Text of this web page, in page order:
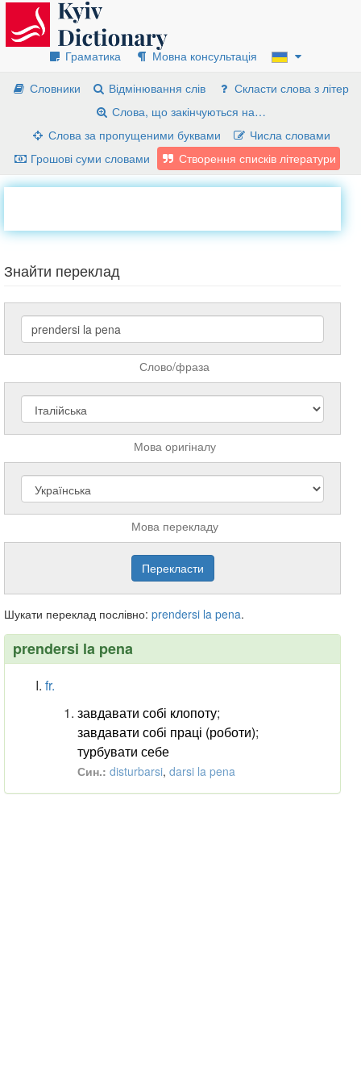
Граматика
Мовна консультація
Словники
Відмінювання слів
Скласти слова з літер
Слова, що закінчуються на…
Слова за пропущеними буквами
Числа словами
Грошові суми словами
Створення списків літератури
Знайти переклад
Слово/фраза
Мова оригіналу
Мова перекладу
Шукати переклад послівно: prendersi la pena.
prendersi la pena
fr.
завдавати собі клопоту;
завдавати собі праці (роботи);
турбувати себе
Син.: disturbarsi, darsi la pena